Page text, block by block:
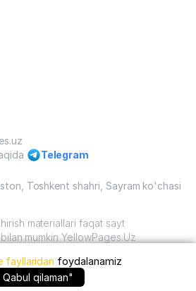
... qo'ng'iroq qilish
Telegram
Toshkent shahri, Sayram ko'chasi
materiallari faqat sayt
mumkin YellowPages.Uz
/ O'zbekiston "sariq
Barcha huquqlar himoyalangan.
fayllaridan foydalanamiz
Qabul qilaman"